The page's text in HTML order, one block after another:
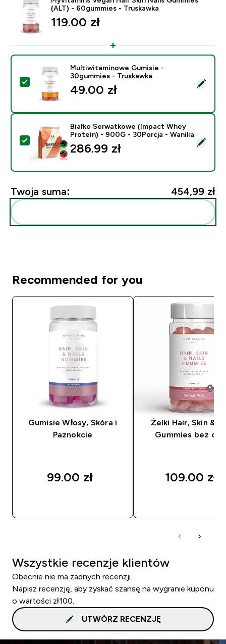
(ALT) - 60gummies - Truskawka
119.00 zł‎
Wybierz ten produkt - Multiwitaminowe Gumisie -
Multiwitaminowe Gumisie -
30gummies - Truskawka
49.00 zł‎
Wybierz ten produkt - Białko Serwatkowe (Impact
Białko Serwatkowe (Impact Whey
Protein) - 900G - 30Porcja - Wanilia
286.99 zł‎
Twoja suma: 454,99 zł‎
Recommended for you
Gumisie Włosy, Skóra i
Paznokcie
99.00 zł‎
Żelki Hair, Skin &
Gummies bez
109.00 zł‎
Wszystkie recenzje klientów
Obecnie nie ma żadnych recenzji.
Napisz recenzję, aby zyskać szansę na wygranie kuponu
o wartości zł100.
UTWÓRZ RECENZJĘ